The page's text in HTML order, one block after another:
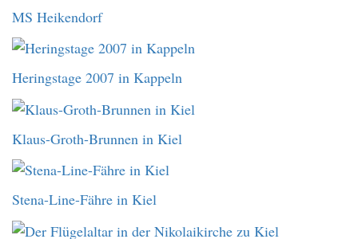
MS Heikendorf
Heringstage 2007 in Kappeln
Klaus-Groth-Brunnen in Kiel
Stena-Line-Fähre in Kiel